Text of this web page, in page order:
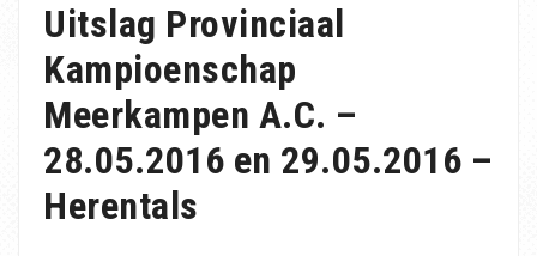
Uitslag Provinciaal
Kampioenschap
Meerkampen A.C. –
28.05.2016 en 29.05.2016 –
Herentals